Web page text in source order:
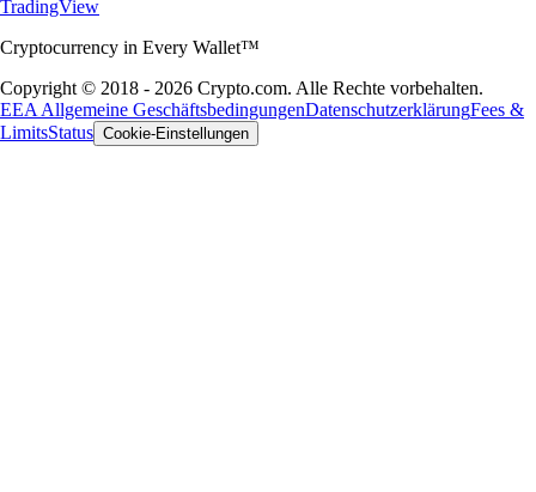
TradingView
Cryptocurrency in Every Wallet™
Copyright © 2018 - 2026 Crypto.com. Alle Rechte vorbehalten.
EEA Allgemeine GeschäftsbedingungenDatenschutzerklärungFees &
LimitsStatus Cookie-Einstellungen